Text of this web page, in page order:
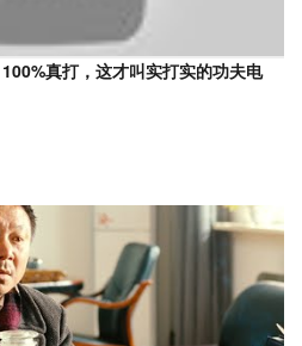
真打，这才叫实打实的功夫电